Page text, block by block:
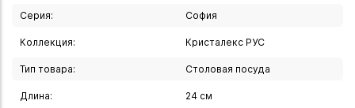
указанных ниже магазинах в Иркутске и в Ангарске, а
курьером по Иркутску или транспортной компанией по
всей России.
Серия: София
Коллекция: Кристалекс РУС
Тип товара: Столовая посуда
Длина: 24 см